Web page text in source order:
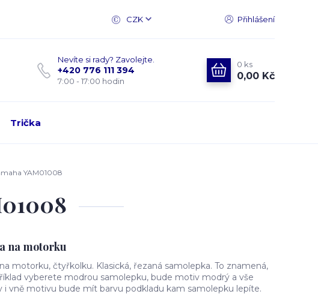
CZK Přihlášení
Nevíte si rady? Zavolejte.
+420 776 111 394
7:00 - 17:00 hodin
0 ks
0,00 Kč
Trička
YAM01008
na motorku
motorku, čtyřkolku. Klasická, řezaná samolepka. To znamená,
vyberete modrou samolepku, bude motiv modrý a vše
vně motivu bude mít barvu podkladu kam samolepku lepíte.